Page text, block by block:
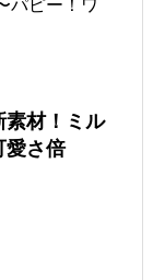
パピー！ワ
素材！ミル
愛さ倍